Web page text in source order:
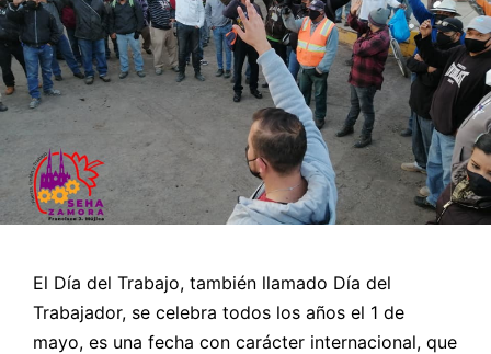
El Día del Trabajo, también llamado Día del
Trabajador, se celebra todos los años el 1 de
mayo, es una fecha con carácter internacional, que